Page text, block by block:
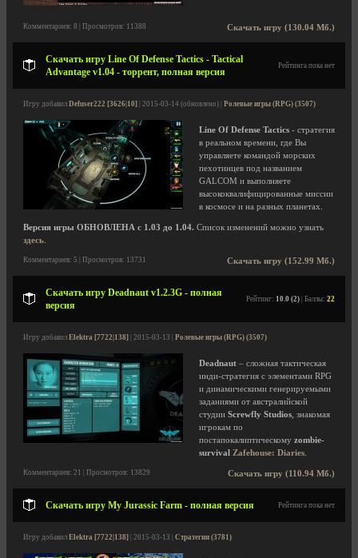
Скачать игру (130.04 Мб.)
Комментариев: 8 | Просмотров: 11388
Скачать игру Line Of Defense Tactics - Tactical
Advantage v1.04 - торрент, полная версия
Рейтинга пока нет
Игру добавил Defuser222 [3626|10] | 2015-03-14 (обновлено) | Ролевые игры (RPG) (3507)
Line Of Defense Tactics - стратегия
в реальном времени, где Вы
управляете командой морских
пехотинцев под названием
GALCOM и выполняете
высококвалифицированные миссии
в космосе и на разных планетах.
Версия игры ОБНОВЛЕНА с 1.03 до 1.04. Список изменений можно узнать
здесь
Скачать игру (152.99 Мб.)
Комментариев: 5 | Просмотров: 13731
Скачать игру Deadnaut v1.2.3G - полная
версия
Рейтинг: 10.0 (2) | Баллы: 22
Игру добавил Elektra [7722|138] | 2015-03-13 | Ролевые игры (RPG) (3507)
Deadnaut – сложная тактическая
инди-стратегия с элементами RPG
и динамическими генерируемыми
заданиями от австралийской
студии Screwfly Studios , знакомая
игрокам по
постапокалиптическому zombie-
survival Zafehouse: Diaries
Скачать игру (110.94 Мб.)
Комментариев: 21 | Просмотров: 13829
Скачать игру My Jurassic Farm - полная версия Рейтинга пока нет
Игру добавил Elektra [7722|138] | 2015-03-13 | Стратегии (3781)